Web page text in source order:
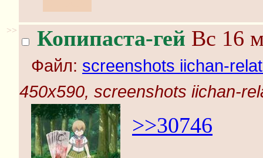
>> Копипаста-гей Вс 16
Файл: screenshots iichan-
450x590, screenshots iichan-
>>30746